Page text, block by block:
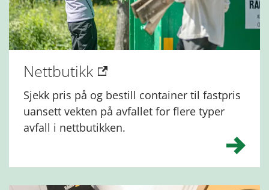
Nettbutikk
Sjekk pris på og bestill container til fastpris
uansett vekten på avfallet for flere typer
avfall i nettbutikken.